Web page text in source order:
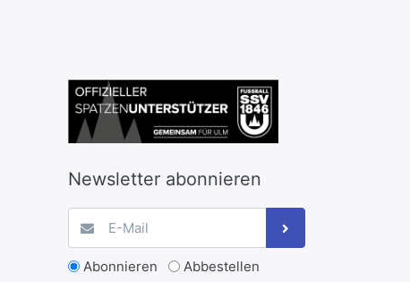
Newsletter abonnieren
Abonnieren Abbestellen